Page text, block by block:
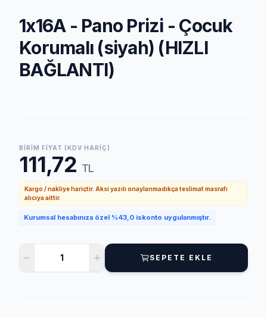
1x16A - Pano Prizi - Çocuk
Korumalı (siyah) (HIZLI
BAĞLANTI)
BIRIM FIYAT (KDV HARIÇ)
111,72 TL
Kargo / nakliye hariçtir. Aksi yazılı onaylanmadıkça teslimat masrafı
alıcıya aittir.
Kurumsal hesabınıza özel %43,0 iskonto uygulanmıştır.
SEPETE EKLE